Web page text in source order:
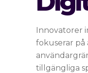
Innovatorer
fokuserar på
tillgängliga